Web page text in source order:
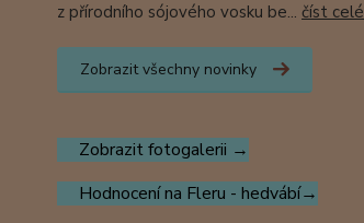
z přírodního sójového vosku be... číst celé
Zobrazit všechny novinky
Zobrazit fotogalerii →
Hodnocení na Fleru - hedvábí→